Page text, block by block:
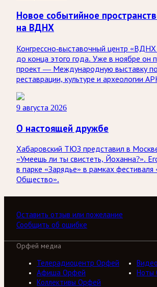
Новое событийное
на ВДНХ
Конгрессно-выставочный центр «ВДНХ
до конца этого года. Уже в ноябре он
проект — Международную выставку по
реставрации, культуре и археологии
9 августа 2026
О настоящей дружбе
Хабаровский ТЮЗ представил в
«Умеешь ли ты свистеть, Йоханна?».
в парке «Зарядье» в рамках
Общество».
Оставить отзыв или пожелание
Сообщить об ошибке
Орфей медиа
Телерадиоцентр Орфей
Афиша Орфей
Ноты
Коллективы Орфей